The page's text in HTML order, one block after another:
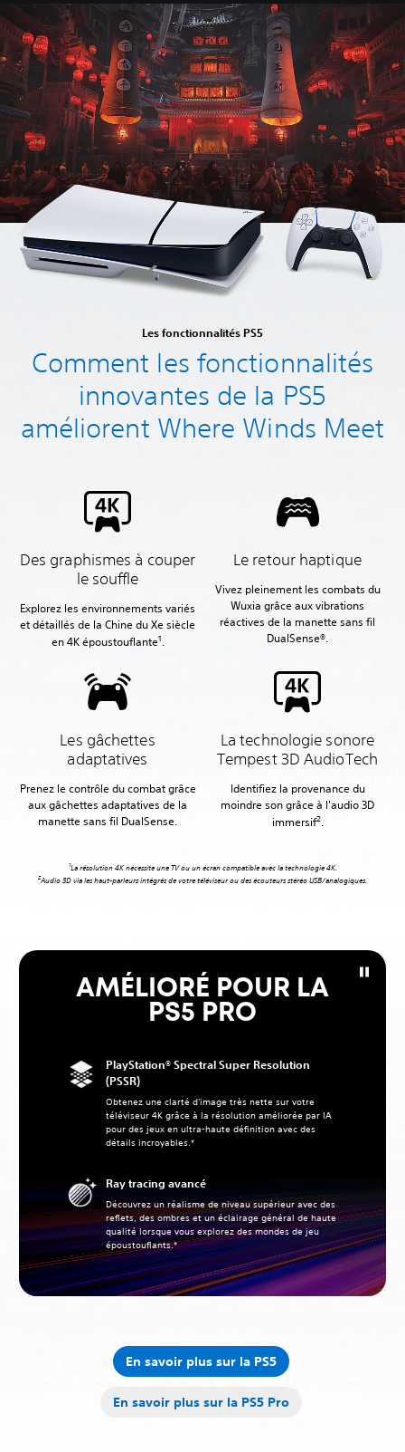
Les fonctionnalités PS5
Comment les fonctionnalités
innovantes de la PS5
améliorent Where Winds Meet
Des graphismes à couper
le souffle
Explorez les environnements variés
et détaillés de la Chine du Xe siècle
en 4K époustouflante1‎.
Le retour haptique
Vivez pleinement les combats du
Wuxia grâce aux vibrations
réactives de la manette sans fil
DualSense®.
Les gâchettes
adaptatives
Prenez le contrôle du combat grâce
aux gâchettes adaptatives de la
manette sans fil DualSense.
La technologie sonore
Tempest 3D AudioTech
Identifiez la provenance du
moindre son grâce à l'audio 3D
immersif2‎.
‎1‏La résolution 4K nécessite une TV ou un écran compatible avec la technologie 4K.
Audio 3D via les haut-parleurs intégrés de votre téléviseur ou des écouteurs stéréo USB/analogiques.‎
AMÉLIORÉ POUR LA
PS5 PRO
PlayStation® Spectral Super Resolution
(PSSR)
Obtenez une clarté d'image très nette sur votre
téléviseur 4K grâce à la résolution améliorée par IA
pour des jeux en ultra-haute définition avec des
détails incroyables.*
Ray tracing avancé
Découvrez un réalisme de niveau supérieur avec des
reflets, des ombres et un éclairage général de haute
qualité lorsque vous explorez des mondes de jeu
époustouflants.*
En savoir plus sur la PS5
En savoir plus sur la PS5 Pro